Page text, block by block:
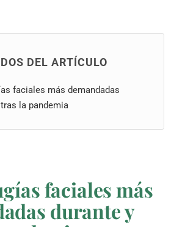
DEL ARTÍCULO
faciales más demandadas
la pandemia
faciales más
durante y